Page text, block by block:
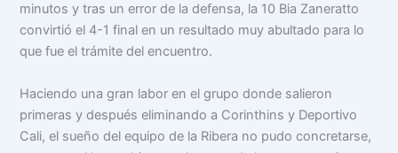
minutos y tras un error de la defensa, la 10 Bia Zaneratto
convirtió el 4-1 final en un resultado muy abultado para lo
que fue el trámite del encuentro.
Haciendo una gran labor en el grupo donde salieron
primeras y después eliminando a Corinthins y Deportivo
Cali, el sueño del equipo de la Ribera no pudo concretarse,